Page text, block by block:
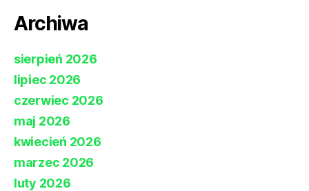
Archiwa
sierpień 2026
lipiec 2026
czerwiec 2026
maj 2026
kwiecień 2026
marzec 2026
luty 2026